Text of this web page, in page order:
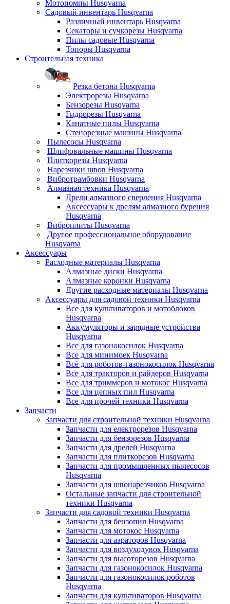
Мотопомпы Husqvarna
Садовый инвентарь Husqvarna
Различный инвентарь Husqvarna
Секаторы и сучкорезы Husqvarna
Пилы садовые Husqvarna
Топоры Husqvarna
Строительная техника
Резка бетона Husqvarna
Электрорезы Husqvarna
Бензорезы Husqvarna
Гидрорезы Husqvarna
Канатные пилы Husqvarna
Стенорезные машины Husqvarna
Пылесосы Husqvarna
Шлифовальные машины Husqvarna
Плиткорезы Husqvarna
Нарезчики швов Husqvarna
Вибротрамбовки Husqvarna
Алмазная техника Husqvarna
Дрели алмазного сверления Husqvarna
Аксессуары к дрелям алмазного бурения
Husqvarna
Виброплиты Husqvarna
Другое профессиональное оборудование
Husqvarna
Аксессуары
Расходные материалы Husqvarna
Алмазные диски Husqvarna
Алмазные коронки Husqvarna
Другие расходные материалы Husqvarna
Аксессуары для садовой техники Husqvarna
Все для культиваторов и мотоблоков
Husqvarna
Аккумуляторы и зарядные устройства
Husqvarna
Все для газонокосилок Husqvarna
Все для минимоек Husqvarna
Всё для роботов-газонокосилок Husqvarna
Все для тракторов и райдеров Husqvarna
Все для триммеров и мотокос Husqvarna
Все для цепных пил Husqvarna
Все для прочей техники Husqvarna
Запчасти
Запчасти для строительной техники Husqvarna
Запчасти для електрорезов Husqvarna
Запчасти для бензорезов Husqvarna
Запчасти для дрелей Husqvarna
Запчасти для плиткорезов Husqvarna
Запчасти для промышленных пылесосов
Husqvarna
Запчасти для швонарезчиков Husqvarna
Остальные запчасти для строительной
техники Husqvarna
Запчасти для садовой техники Husqvarna
Запчасти для бензопил Husqvarna
Запчасти для мотокос Husqvarna
Запчасти для аэраторов Husqvarna
Запчасти для воздуходувок Husqvarna
Запчасти для высоторезов Husqvarna
Запчасти для газонокосилок Husqvarna
Запчасти для газонокосилок роботов
Husqvarna
Запчасти для культиваторов Husqvarna